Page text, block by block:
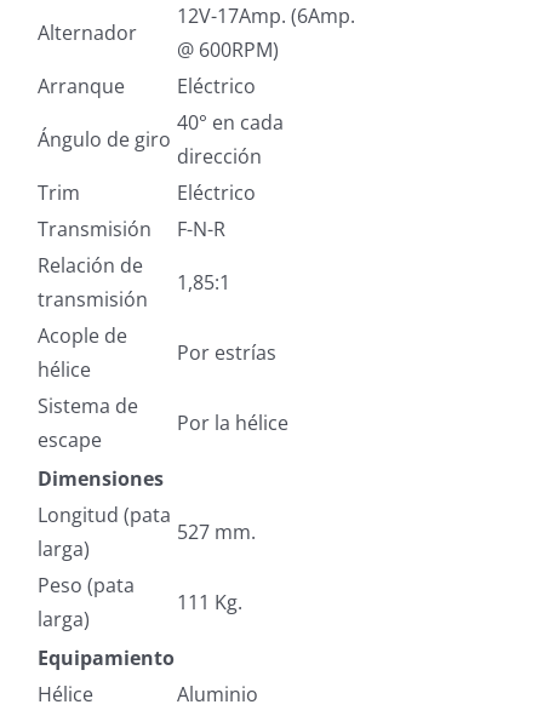
Alternador
12V-17Amp. (6Amp.
@ 600RPM)
Arranque
Eléctrico
Ángulo de giro
40° en cada
dirección
Trim
Eléctrico
Transmisión
F-N-R
Relación de
transmisión
1,85:1
Acople de
hélice
Por estrías
Sistema de
escape
Por la hélice
Dimensiones
Longitud (pata
larga)
527 mm.
Peso (pata
larga)
111 Kg.
Equipamiento
Hélice
Aluminio